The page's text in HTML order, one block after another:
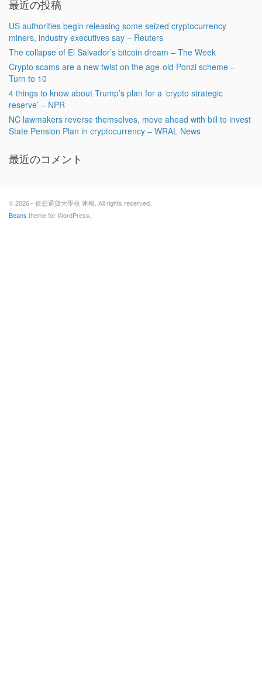
最近の投稿
US authorities begin releasing some seized cryptocurrency
miners, industry executives say – Reuters
The collapse of El Salvador’s bitcoin dream – The Week
Crypto scams are a new twist on the age-old Ponzi scheme –
Turn to 10
4 things to know about Trump’s plan for a ‘crypto strategic
reserve’ – NPR
NC lawmakers reverse themselves, move ahead with bill to invest
State Pension Plan in cryptocurrency – WRAL News
最近のコメント
© 2026 - 仮想通貨大學校 速報. All rights reserved.
Beans theme for WordPress.